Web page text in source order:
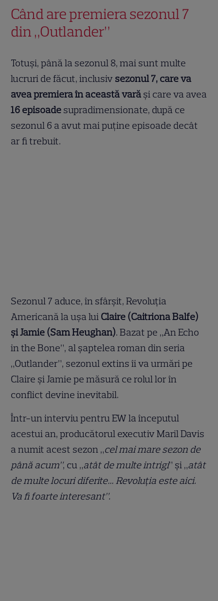
Când are premiera sezonul 7
din „Outlander”
Totuși, până la sezonul 8, mai sunt multe
lucruri de făcut, inclusiv sezonul 7, care va
avea premiera în această vară și care va avea
16 episoade supradimensionate, după ce
sezonul 6 a avut mai puține episoade decât
ar fi trebuit.
Sezonul 7 aduce, în sfârșit, Revoluția
Americană la ușa lui Claire (Caitriona Balfe)
și Jamie (Sam Heughan). Bazat pe „An Echo
in the Bone”, al șaptelea roman din seria
„Outlander”, sezonul extins îi va urmări pe
Claire și Jamie pe măsură ce rolul lor în
conflict devine inevitabil.
Într-un interviu pentru EW la începutul
acestui an, producătorul executiv Maril Davis
a numit acest sezon „cel mai mare sezon de
până acum”, cu „atât de multe intrigi” și „atât
de multe locuri diferite… Revoluția este aici.
Va fi foarte interesant”.